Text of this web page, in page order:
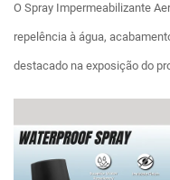
O Spray Impermeabilizante
repelência à água,
destacado na exposição do
de um cliente...